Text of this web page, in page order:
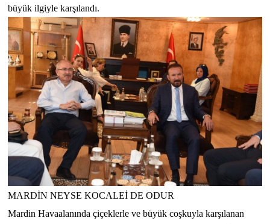
büyük ilgiyle karşılandı.
MARDİN NEYSE KOCALEİ DE ODUR
Mardin Havaalanında çiçeklerle ve büyük coşkuyla karşılanan